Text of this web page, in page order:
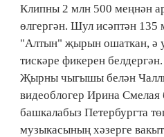
Клипны 2 млн 500 меңнән
өлгергән. Шул исәптән 135
"Алтын" җырын ошаткан, ә
тискәре фикерен белдергән.
Җырны чыгышы белән
видеоблогер Ирина
башкалабыз Петербургта
музыкасының хәзерге